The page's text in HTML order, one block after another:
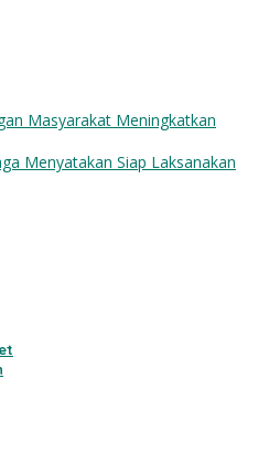
Masyarakat Meningkatkan
Menyatakan Siap Laksanakan